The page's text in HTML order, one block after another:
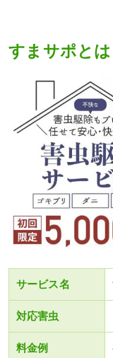
すまサポとは
サービス名
対応害虫
料金例